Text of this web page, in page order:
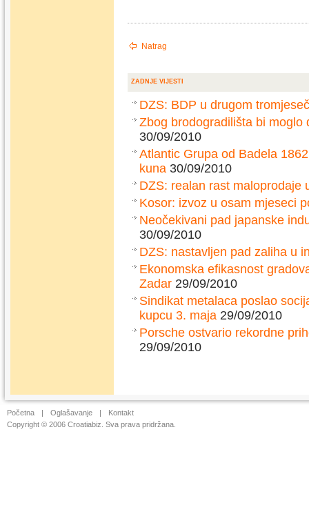
Natrag
ZADNJE VIJESTI
DZS: BDP u drugom
Zbog brodogradilišta bi moglo
30/09/2010
Atlantic Grupa od Badela
kuna 30/09/2010
DZS: realan rast maloprodaje
Kosor: izvoz u osam mjeseci
Neočekivani pad japanske
30/09/2010
DZS: nastavljen pad zaliha u
Ekonomska efikasnost
Zadar 29/09/2010
Sindikat metalaca poslao
kupcu 3. maja 29/09/2010
Porsche ostvario rekordne
29/09/2010
Početna | Oglašavanje |
Kontakt
Copyright © 2006 Croatiabiz. Sva prava pridržana.